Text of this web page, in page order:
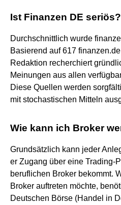
Ist Finanzen DE seriös?
Durchschnittlich wurde
Basierend auf 617
Redaktion recherchiert
Meinungen aus allen
Diese Quellen werden
mit stochastischen Mitteln
Wie kann ich Broker
Grundsätzlich kann jeder
er Zugang über eine Trading-
beruflichen Broker bekommt.
Broker auftreten möchte,
Deutschen Börse (Handel in